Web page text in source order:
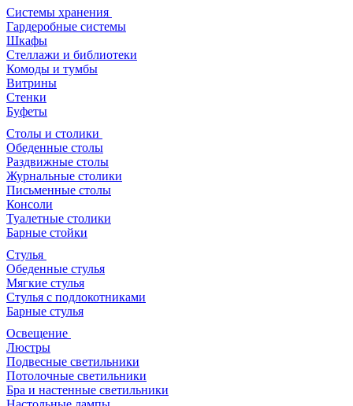
Мягкая мебель
Диваны
Кресла
Пуфы и банкетки
Кушетки и шезлонги
Системы хранения
Гардеробные системы
Шкафы
Стеллажи и библиотеки
Комоды и тумбы
Витрины
Стенки
Буфеты
Столы и столики
Обеденные столы
Раздвижные столы
Журнальные столики
Письменные столы
Консоли
Туалетные столики
Барные стойки
Стулья
Обеденные стулья
Мягкие стулья
Стулья с подлокотниками
Барные стулья